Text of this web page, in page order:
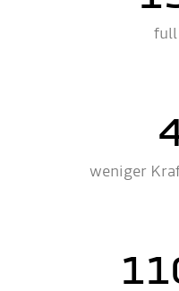
weniger